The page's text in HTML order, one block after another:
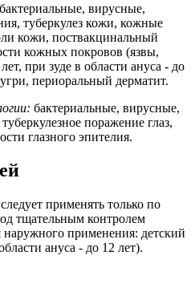
бактериальные, вирусные,
туберкулез кожи, кожные
кожи, поствакцинальный
кожных покровов (язвы,
при зуде в области ануса - до
периоральный дерматит.
бактериальные, вирусные,
поражение глаз,
глазного эпителия.
применять только по
тщательным контролем
наружного применения: детский
ануса - до 12 лет).